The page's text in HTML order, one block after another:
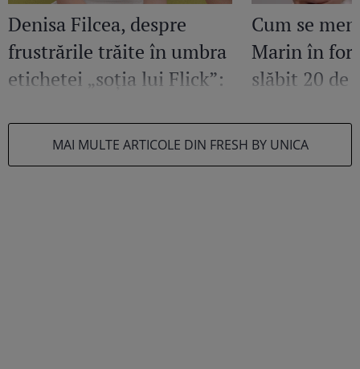
Denisa Filcea, despre
frustrările trăite în umbra
etichetei „soția lui Flick”:
nu am voie să fiu” /
EXCLUSIV
Cum se
Marin în
slăbit 20 de
frumos
corpul” /
MAI MULTE ARTICOLE DIN FRESH BY UNICA